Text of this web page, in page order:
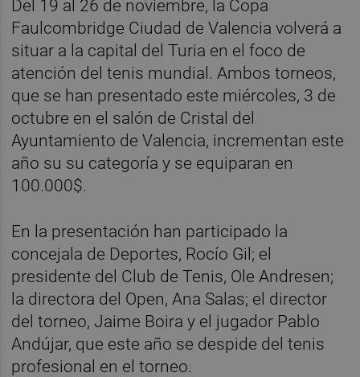
Del 19 al 26 de noviembre, la Copa
Faulcombridge Ciudad de Valencia volverá a
situar a la capital del Turia en el foco de
atención del tenis mundial. Ambos torneos,
que se han presentado este miércoles, 3 de
octubre en el salón de Cristal del
Ayuntamiento de Valencia, incrementan este
año su su categoría y se equiparan en
100.000$.
En la presentación han participado la
concejala de Deportes, Rocío Gil; el
presidente del Club de Tenis, Ole Andresen;
la directora del Open, Ana Salas; el director
del torneo, Jaime Boira y el jugador Pablo
Andújar, que este año se despide del tenis
profesional en el torneo.